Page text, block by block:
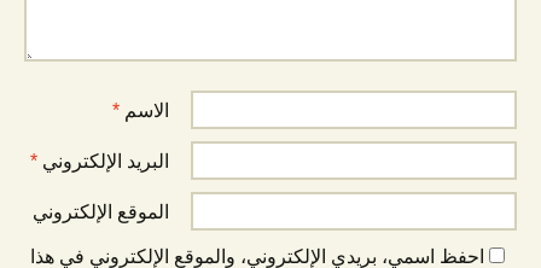
الاسم *
البريد الإلكتروني *
الموقع الإلكتروني
احفظ اسمي، بريدي الإلكتروني، والموقع الإلكتروني في هذا